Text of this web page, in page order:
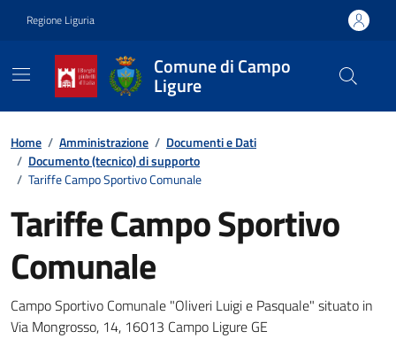
Regione Liguria
Comune di Campo
Ligure
Contenuti in evidenza
Home / Amministrazione / Documenti e Dati
/ Documento (tecnico) di supporto
/ Tariffe Campo Sportivo Comunale
Tariffe Campo Sportivo
Comunale
Dettagli del documento
Campo Sportivo Comunale "Oliveri Luigi e Pasquale" situato in
Via Mongrosso, 14, 16013 Campo Ligure GE